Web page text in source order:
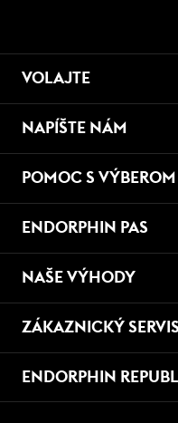
VOLAJTE
NAPÍŠTE NÁM
POMOC S VÝBEROM
ENDORPHIN PAS
NAŠE VÝHODY
ZÁKAZNICKÝ SERVIS
ENDORPHIN